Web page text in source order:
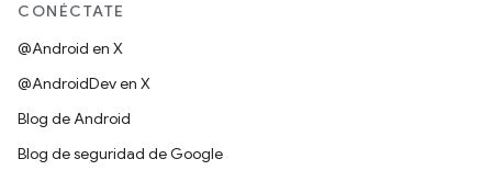
CONÉCTATE
@Android en X
@AndroidDev en X
Blog de Android
Blog de seguridad de Google